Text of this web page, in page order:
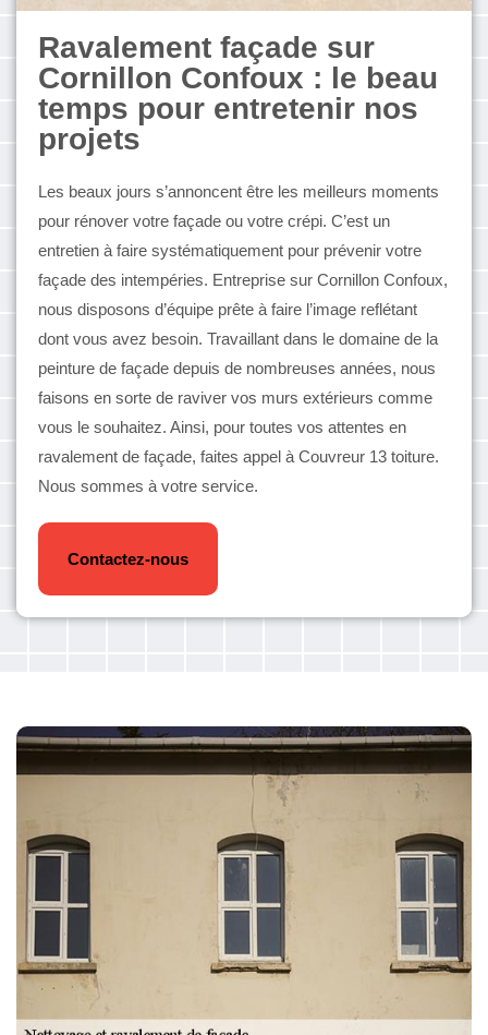
Ravalement façade sur
Cornillon Confoux : le beau
temps pour entretenir nos
projets
Les beaux jours s’annoncent être les meilleurs moments
pour rénover votre façade ou votre crépi. C’est un
entretien à faire systématiquement pour prévenir votre
façade des intempéries. Entreprise sur Cornillon Confoux,
nous disposons d’équipe prête à faire l’image reflétant
dont vous avez besoin. Travaillant dans le domaine de la
peinture de façade depuis de nombreuses années, nous
faisons en sorte de raviver vos murs extérieurs comme
vous le souhaitez. Ainsi, pour toutes vos attentes en
ravalement de façade, faites appel à Couvreur 13 toiture.
Nous sommes à votre service.
Contactez-nous